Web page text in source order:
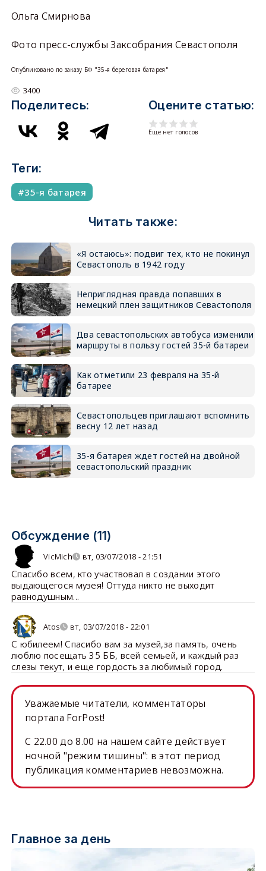
Ольга Смирнова
Фото пресс-службы Заксобрания Севастополя
Опубликовано по заказу БФ "35-я береговая батарея"
3400
Поделитесь: Оцените статью:
Еще нет голосов
Теги:
35-я батарея
Читать также:
«Я остаюсь»: подвиг тех, кто не покинул
Севастополь в 1942 году
Неприглядная правда попавших в
немецкий плен защитников Севастополя
Два севастопольских автобуса изменили
маршруты в пользу гостей 35-й батареи
Как отметили 23 февраля на 35-й
батарее
Севастопольцев приглашают вспомнить
весну 12 лет назад
35-я батарея ждет гостей на двойной
севастопольский праздник
Обсуждение (11)
VicMich вт, 03/07/2018 - 21:51
Спасибо всем, кто участвовал в создании этого
выдающегося музея! Оттуда никто не выходит
равнодушным...
Atos вт, 03/07/2018 - 22:01
С юбилеем! Спасибо вам за музей,за память, очень
люблю посещать 35 ББ, всей семьей, и каждый раз
слезы текут, и еще гордость за любимый город.
Уважаемые читатели, комментаторы
портала ForPost!
C 22.00 до 8.00 на нашем сайте действует
ночной "режим тишины": в этот период
публикация комментариев невозможна.
Главное за день